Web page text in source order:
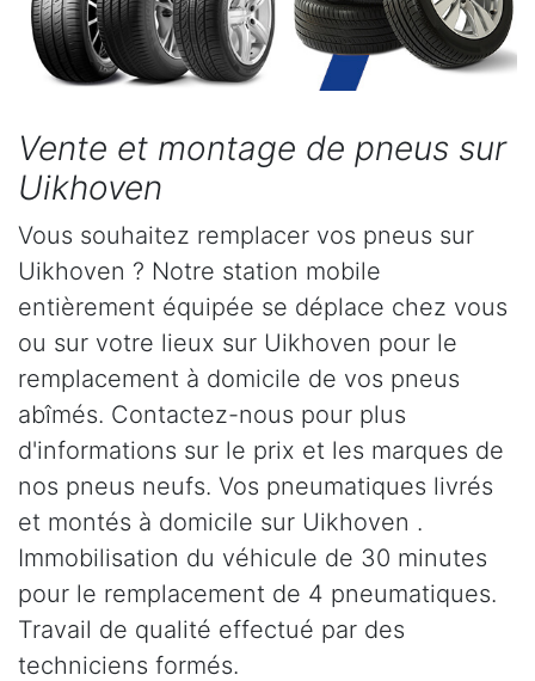
Vente et montage de pneus sur
Uikhoven
Vous souhaitez remplacer vos pneus sur
Uikhoven ? Notre station mobile
entièrement équipée se déplace chez vous
ou sur votre lieux sur Uikhoven pour le
remplacement à domicile de vos pneus
abîmés. Contactez-nous pour plus
d'informations sur le prix et les marques de
nos pneus neufs. Vos pneumatiques livrés
et montés à domicile sur Uikhoven .
Immobilisation du véhicule de 30 minutes
pour le remplacement de 4 pneumatiques.
Travail de qualité effectué par des
techniciens formés.